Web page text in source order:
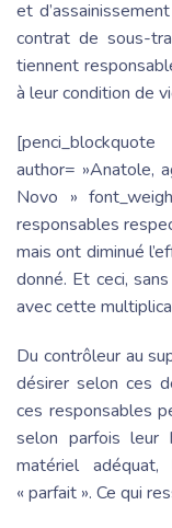
et
contrat de sous-
tiennent
à leur condition de
author= »Anatole,
Novo »
responsables
mais ont diminué
donné. Et ceci,
avec cette
Du contrôleur au
désirer selon ces
ces responsables
selon parfois leur
matériel
« parfait ». Ce qui